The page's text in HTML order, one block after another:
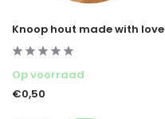
Knoop hout made with love
Op voorraad
€0,50